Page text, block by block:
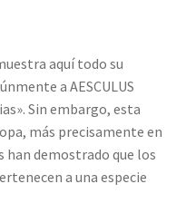
aquí todo su
a AESCULUS
Sin embargo, esta
más precisamente en
han demostrado que los
a una especie